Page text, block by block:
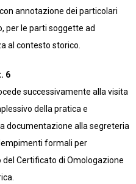
annotazione dei particolari
per le parti soggette ad
al contesto storico.
6
successivamente alla visita
della pratica e
documentazione alla segreteria
formali per
del Certificato di Omologazione